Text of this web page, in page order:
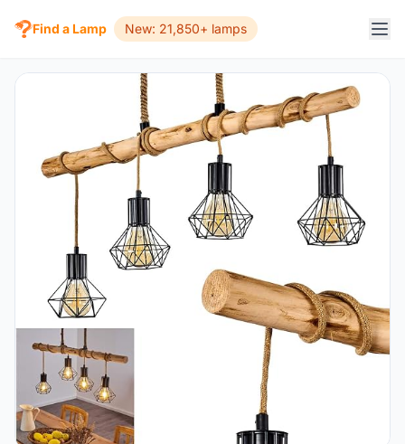
Find a Lamp New: 21,850+ lamps